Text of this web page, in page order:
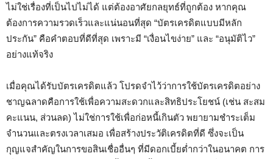
ไม่ใช่เรื่องที่เป็นไปไม่ได้ แต่ต้องอาศัยกลยุทธ์ที่ถูกต้อง หากคุณ
ต้องการความรวดเร็วและแน่นอนที่สุด “บัตรเครดิตแบบมีหลัก
ประกัน” คือคำตอบที่ดีที่สุด เพราะมี “เงื่อนไขง่าย” และ “อนุมัติไว”
อย่างแท้จริง
เมื่อคุณได้รับบัตรเครดิตแล้ว โปรดจำไว้ว่าการใช้บัตรเครดิตอย่าง
ชาญฉลาดคือการใช้เพื่อความสะดวกและสิทธิประโยชน์ (เช่น สะสม
คะแนน, ส่วนลด) ไม่ใช่การใช้เพื่อก่อหนี้เกินตัว พยายามชำระเต็ม
จำนวนและตรงเวลาเสมอ เพื่อสร้างประวัติเครดิตที่ดี ซึ่งจะเป็น
กุญแจสำคัญในการขอสินเชื่ออื่นๆ ที่มีดอกเบี้ยต่ำกว่าในอนาคต การ